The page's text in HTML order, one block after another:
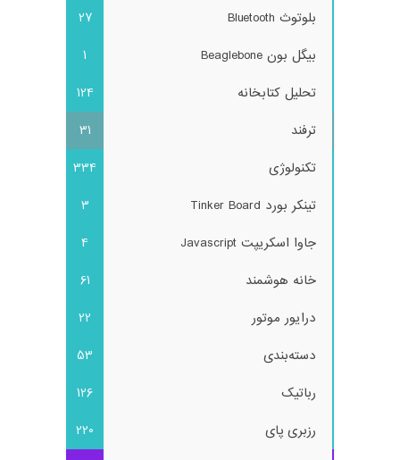
بلوتوث Bluetooth
27
بیگل بون Beaglebone
1
تحلیل کتابخانه
124
ترفند
31
تکنولوژی
334
تینکر بورد Tinker Board
3
جاوا اسکریپت Javascript
4
خانه هوشمند
61
درایور موتور
22
دسته‌بندی
53
رباتیک
126
رزبری پای
220